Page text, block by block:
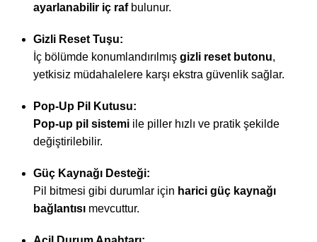
ayarlanabilir iç rafbulunur.
Gizli Reset Tuşu:
İç bölümde konumlandırılmış gizli reset butonu,
yetkisiz müdahalelere karşı ekstra güvenlik sağlar.
Pop-Up Pil Kutusu:
Pop-up pil sistemi ile piller hızlı ve pratik şekilde
değiştirilebilir.
Güç Kaynağı Desteği:
Pil bitmesi gibi durumlar için harici güç kaynağı
bağlantısı mevcuttur.